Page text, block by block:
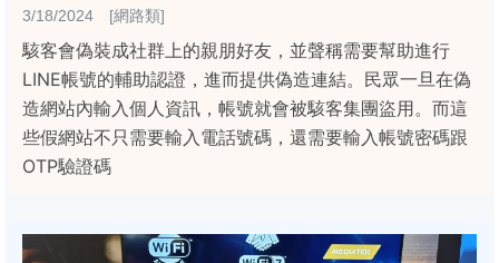
3/18/2024 [網路類]
駭客會偽裝成社群上的親朋好友，並聲稱需要幫助進行
LINE帳號的輔助認證，進而提供偽造連結。民眾一旦在偽
造網站內輸入個人資訊，帳號就會被駭客集團盜用。而這
些假網站不只需要輸入電話號碼，還需要輸入帳號密碼跟
OTP驗證碼